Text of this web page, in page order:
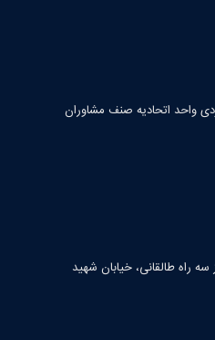
واحد اتحادیه صنف مشاوران
راه طالقانی، خیابان شهید